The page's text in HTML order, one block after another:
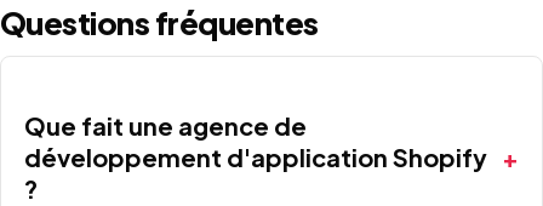
Questions fréquentes
Que fait une agence de
développement d'application Shopify
?